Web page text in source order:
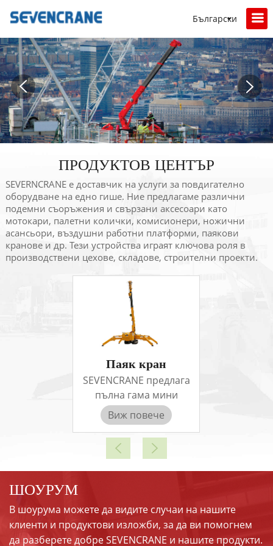
Български
ПРОДУКТОВ ЦЕНТЪР
SEVERNCRANE е доставчик на услуги за повдигателно
оборудване на едно гише. Ние предлагаме различни
подемни съоръжения и свързани аксесоари като
мотокари, палетни колички, комисионери, ножични
асансьори, въздушни работни платформи, паякови
кранове и др. Тези устройства играят ключова роля в
производствени цехове, складове, строителни проекти.
Паяк кран
SEVENCRANE предлага
пълна гама мини
верижни кранове
(кранове тип паяк).
Нашите машини имат
различни методи на
задвижване, за да
клиентите в различни
страни или региони.
Като дизелови
Виж повече
ШОУРУМ
В шоурума можете да видите случаи на нашите
клиенти и продуктови изложби, за да ви помогнем
да разберете добре SEVENCRANE и нашите продукти.